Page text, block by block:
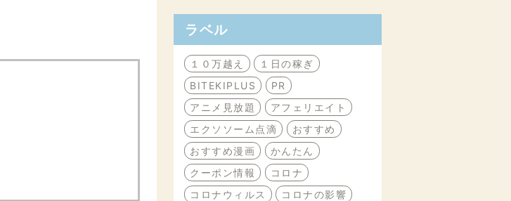
ラベル
１０万越え
１日の稼ぎ
BITEKIPLUS
PR
アニメ見放題
アフェリエイト
エクソソーム点滴
おすすめ
おすすめ漫画
かんたん
クーポン情報
コロナ
コロナウィルス
コロナの影響